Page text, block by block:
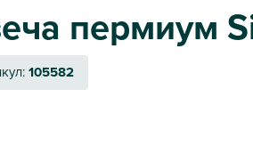
пермиум
105582